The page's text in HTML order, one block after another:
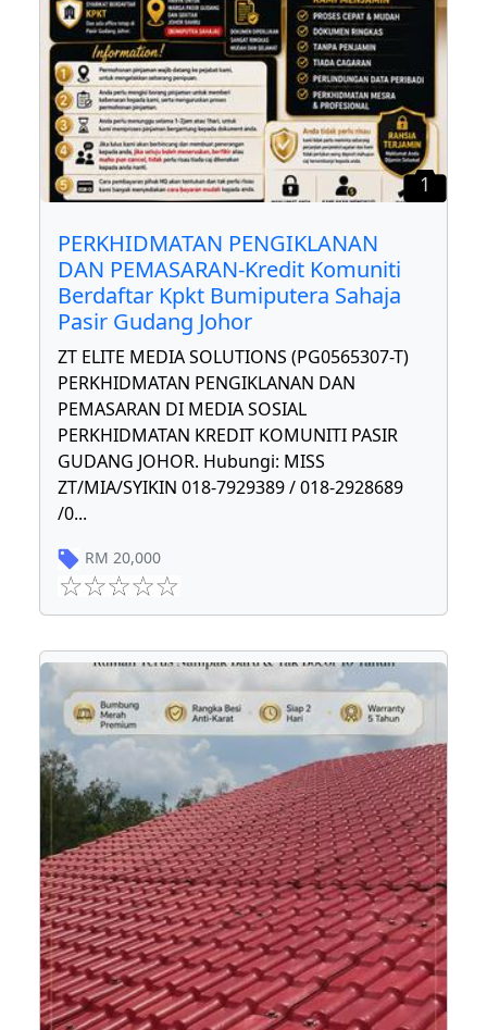
1
PERKHIDMATAN PENGIKLANAN
DAN PEMASARAN-Kredit Komuniti
Berdaftar Kpkt Bumiputera Sahaja
Pasir Gudang Johor
ZT ELITE MEDIA SOLUTIONS (PG0565307-T)
PERKHIDMATAN PENGIKLANAN DAN
PEMASARAN DI MEDIA SOSIAL
PERKHIDMATAN KREDIT KOMUNITI PASIR
GUDANG JOHOR. Hubungi: MISS
ZT/MIA/SYIKIN 018-7929389 / 018-2928689
/0...
RM 20,000